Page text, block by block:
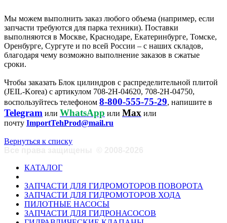
Мы можем выполнить заказ любого объема (например, если
запчасти требуются для парка техники). Поставки
выполняются в Москве, Краснодаре, Екатеринбурге, Томске,
Оренбурге, Сургуте и по всей России – с наших складов,
благодаря чему возможно выполнение заказов в сжатые
сроки.
Чтобы заказать Блок цилиндров с распределительной плитой
(JEIL-Korea) с артикулом 708-2H-04620, 708-2H-04750,
воспользуйтесь телефоном 8-800-555-75-29, напишите в
Telegram или WhatsApp или Max или
почту ImportTehProd@mail.ru
Вернуться к списку
КАТАЛОГ
ЗАПЧАСТИ ДЛЯ ГИДРОМОТОРОВ ПОВОРОТА
ЗАПЧАСТИ ДЛЯ ГИДРОМОТОРОВ ХОДА
ПИЛОТНЫЕ НАСОСЫ
ЗАПЧАСТИ ДЛЯ ГИДРОНАСОСОВ